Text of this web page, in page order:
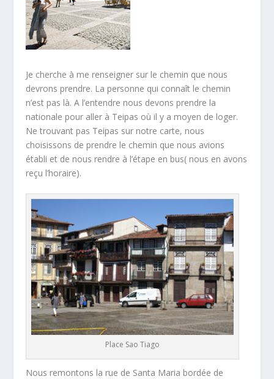
Je cherche à me renseigner sur le chemin que nous
devrons prendre. La personne qui connaît le chemin
n’est pas là. A l’entendre nous devons prendre la
nationale pour aller à Teipas où il y a moyen de loger.
Ne trouvant pas Teipas sur notre carte, nous
choisissons de prendre le chemin que nous avions
établi et de nous rendre à l’étape en bus( nous en avons
reçu l’horaire).
Place Sao Tiago
Nous remontons la rue de Santa Maria bordée de